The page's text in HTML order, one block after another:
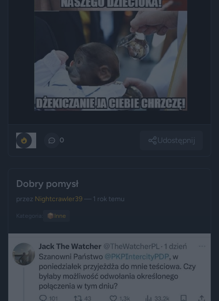
0 Udostępnij
Dobry pomysł
przez Nightcrawler39 — 1 rok temu
Kategoria: 📦 Inne